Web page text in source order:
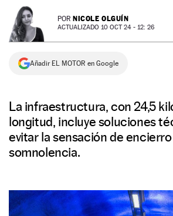
NEWSLETTER POR NICOLE OLGUÍN
ACTUALIZADO 10 OCT 24 - 12: 26
Añadir EL MOTOR en Google
La infraestructura, con 24,5
longitud, incluye soluciones
evitar la sensación de encierro
somnolencia.